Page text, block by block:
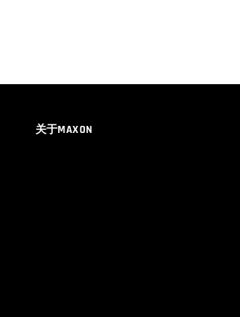
关于MAXON